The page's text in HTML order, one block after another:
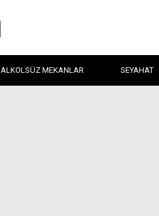
ALKOLSÜZ MEKANLAR SEYAHAT